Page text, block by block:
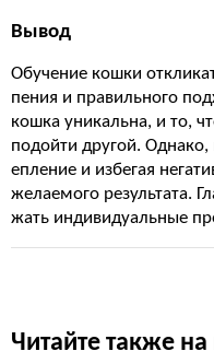
Вывод
Обучение кошки
пения и правильного
кошка уникальна, и то,
подойти другой.
епление и избегая
желаемого результата.
жать индивидуальные
Читайте также